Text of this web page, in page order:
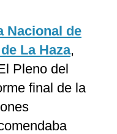
Nacional de
La Haza,
Pleno del
final de la